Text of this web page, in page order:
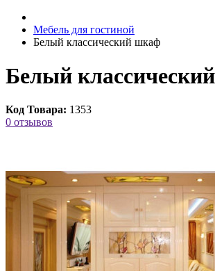
Мебель для гостиной
Белый классический шкаф
Белый
Код Товара: 1353
0 отзывов